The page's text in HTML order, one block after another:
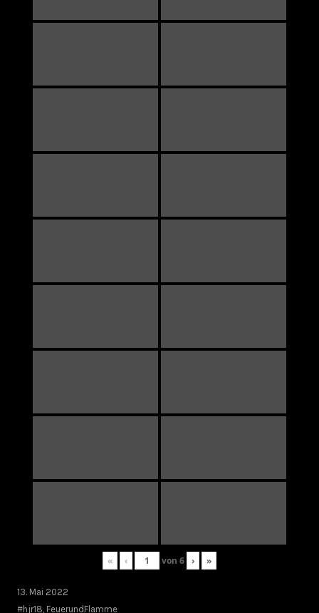
« ‹ von 6 › »
13. Mai 2022
#hjr18 FeuerundFlamme